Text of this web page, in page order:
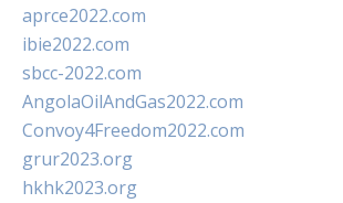
aprce2022.com
ibie2022.com
sbcc-2022.com
AngolaOilAndGas2022.com
Convoy4Freedom2022.com
grur2023.org
hkhk2023.org